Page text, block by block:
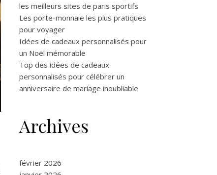
les meilleurs sites de paris sportifs
Les porte-monnaie les plus pratiques
pour voyager
Idées de cadeaux personnalisés pour
un Noël mémorable
Top des idées de cadeaux
personnalisés pour célébrer un
anniversaire de mariage inoubliable
Archives
février 2026